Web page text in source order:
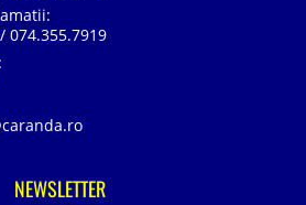
074.355.7919
NEWSLETTER